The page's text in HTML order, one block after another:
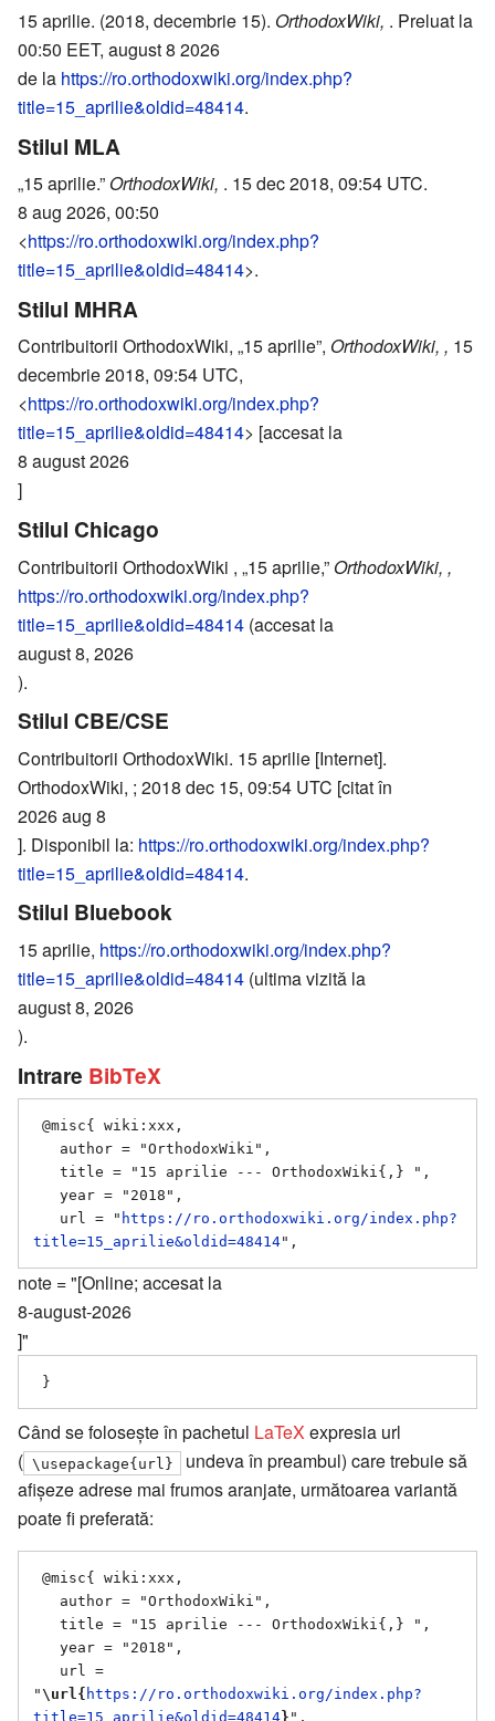
15 aprilie. (2018, decembrie 15). OrthodoxWiki, . Preluat la
00:50 EET, august 8 2026
de la https://ro.orthodoxwiki.org/index.php?
title=15_aprilie&oldid=48414.
Stilul MLA
„15 aprilie.” OrthodoxWiki, . 15 dec 2018, 09:54 UTC.
8 aug 2026, 00:50
<https://ro.orthodoxwiki.org/index.php?
title=15_aprilie&oldid=48414>.
Stilul MHRA
Contribuitorii OrthodoxWiki, „15 aprilie”, OrthodoxWiki, , 15
decembrie 2018, 09:54 UTC,
<https://ro.orthodoxwiki.org/index.php?
title=15_aprilie&oldid=48414> [accesat la
8 august 2026
]
Stilul Chicago
Contribuitorii OrthodoxWiki , „15 aprilie,” OrthodoxWiki, ,
https://ro.orthodoxwiki.org/index.php?
title=15_aprilie&oldid=48414 (accesat la
august 8, 2026
).
Stilul CBE/CSE
Contribuitorii OrthodoxWiki. 15 aprilie [Internet].
OrthodoxWiki, ; 2018 dec 15, 09:54 UTC [citat în
2026 aug 8
]. Disponibil la: https://ro.orthodoxwiki.org/index.php?
title=15_aprilie&oldid=48414.
Stilul Bluebook
15 aprilie, https://ro.orthodoxwiki.org/index.php?
title=15_aprilie&oldid=48414 (ultima vizită la
august 8, 2026
).
Intrare BibTeX
   url = "
https://ro.orthodoxwiki.org/index.php?
title=15_aprilie&oldid=48414
note = "[Online; accesat la
8-august-2026
]"
Când se folosește în pachetul LaTeX expresia url
( \usepackage{url}
undeva în preambul) care trebuie să
afișeze adrese mai frumos aranjate, următoarea variantă
poate fi preferată:
" \url{ https://ro.orthodoxwiki.org/index.php?
title=15_aprilie&oldid=48414}